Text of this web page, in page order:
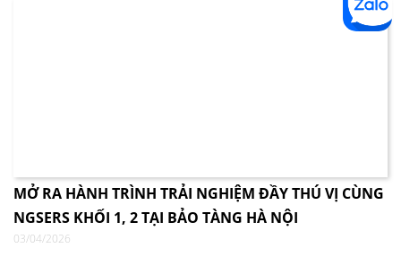
MỞ RA HÀNH TRÌNH TRẢI NGHIỆM ĐẦY THÚ VỊ CÙNG
NGSERS KHỐI 1, 2 TẠI BẢO TÀNG HÀ NỘI
03/04/2026